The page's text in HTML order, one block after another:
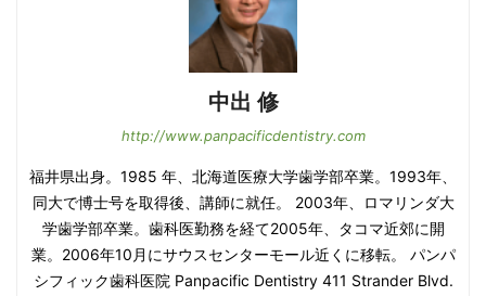
中出 修
http://www.panpacificdentistry.com
福井県出身。1985 年、北海道医療大学歯学部卒業。1993年、
同大で博士号を取得後、講師に就任。 2003年、ロマリンダ大
学歯学部卒業。歯科医勤務を経て2005年、タコマ近郊に開
業。2006年10月にサウスセンターモール近くに移転。 パンパ
シフィック歯科医院 Panpacific Dentistry 411 Strander Blvd.